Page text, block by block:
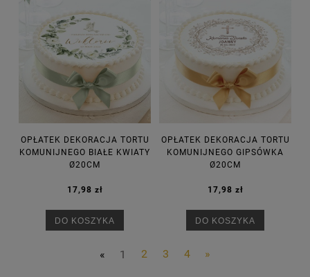
OPŁATEK DEKORACJA TORTU
KOMUNIJNEGO BIAŁE KWIATY
Ø20CM
17,98 zł
DO KOSZYKA
OPŁATEK DEKORACJA TORTU
KOMUNIJNEGO GIPSÓWKA
Ø20CM
17,98 zł
DO KOSZYKA
« 1 2 3 4 »